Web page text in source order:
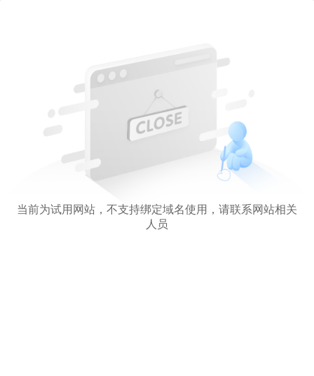
当前为试用网站，不支持绑定域名使用，请联系网站相关
人员